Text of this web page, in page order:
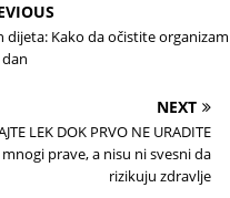
dijeta: Kako da očistite
NEXT
LEK DOK PRVO NE URADITE
prave, a nisu ni svesni da
rizikuju zdravlje